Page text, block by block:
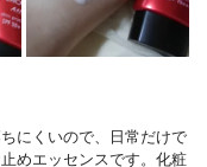
にくいので、日常だけで
めエッセンスです。化粧